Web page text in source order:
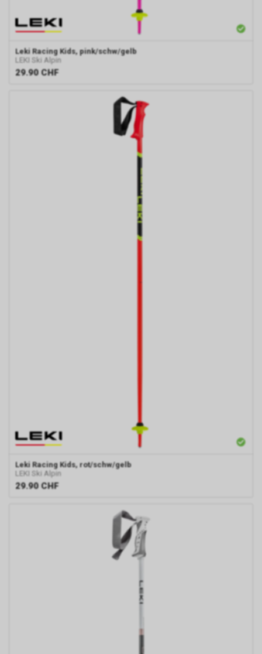
Leki Racing Kids, pink/schw/gelb
LEKI Ski Alpin
29.90 CHF
Leki Racing Kids, rot/schw/gelb
LEKI Ski Alpin
29.90 CHF